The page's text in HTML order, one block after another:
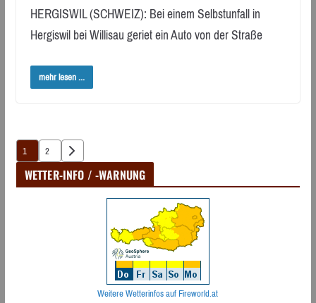
HERGISWIL (SCHWEIZ): Bei einem Selbstunfall in
Hergiswil bei Willisau geriet ein Auto von der Straße
mehr lesen ...
Seitennummerierung
der
1 2
WETTER-INFO / -WARNUNG
Weitere Wetterinfos auf Fireworld.at